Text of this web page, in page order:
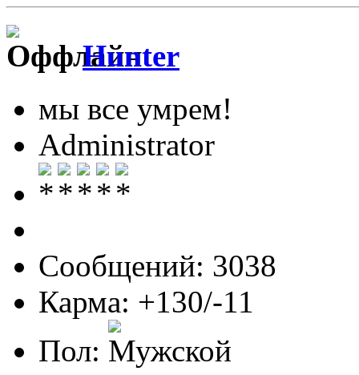
Hunter
мы все умрем!
Administrator
Сообщений: 3038
Карма: +130/-11
Пол: